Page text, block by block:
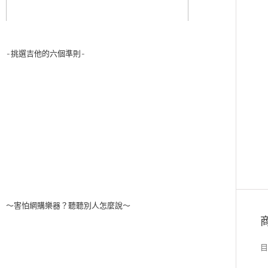
-挑選吉他的六個準則-
～害怕網購樂器？聽聽別人怎麼說～